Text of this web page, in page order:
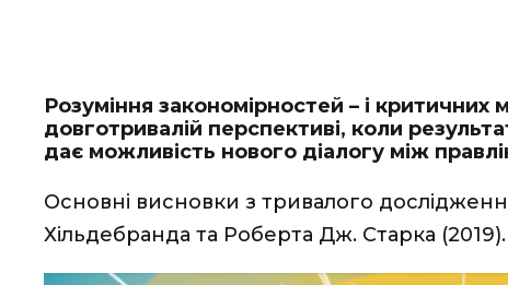
Розуміння закономірностей – і
довготривалій перспективі, коли
дає можливість нового діалогу між
Основні висновки з тривалого
Хільдебранда та Роберта Дж. Старка (2019).